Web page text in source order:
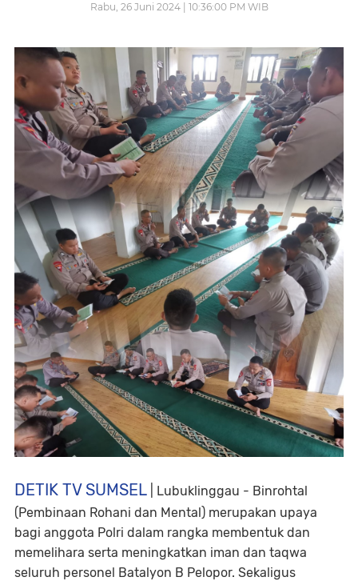
Rabu, 26 Juni 2024 | 10:36:00 PM WIB
DETIK TV SUMSEL | Lubuklinggau - Binrohtal
(Pembinaan Rohani dan Mental) merupakan upaya
bagi anggota Polri dalam rangka membentuk dan
memelihara serta meningkatkan iman dan taqwa
seluruh personel Batalyon B Pelopor. Sekaligus